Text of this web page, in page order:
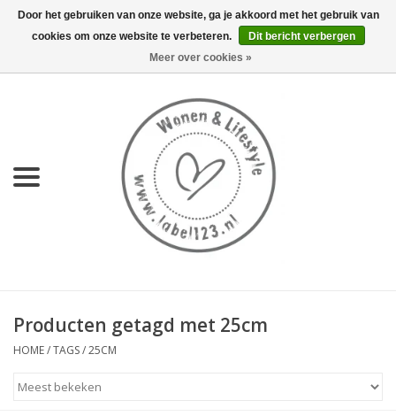
0 Artikelen - €0,00
KEUKEN
LIFESTYLE
MEUBELS
Producten getagd met 25cm
HOME/TAGS/25CM
Door het gebruiken van onze website, ga je akkoord met het gebruik van
cookies om onze website te verbeteren.
Dit bericht verbergen
Meer over cookies »